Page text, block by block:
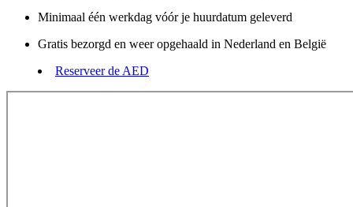
Minimaal één werkdag vóór je huurdatum geleverd
Gratis bezorgd en weer opgehaald in Nederland en België
Reserveer de AED